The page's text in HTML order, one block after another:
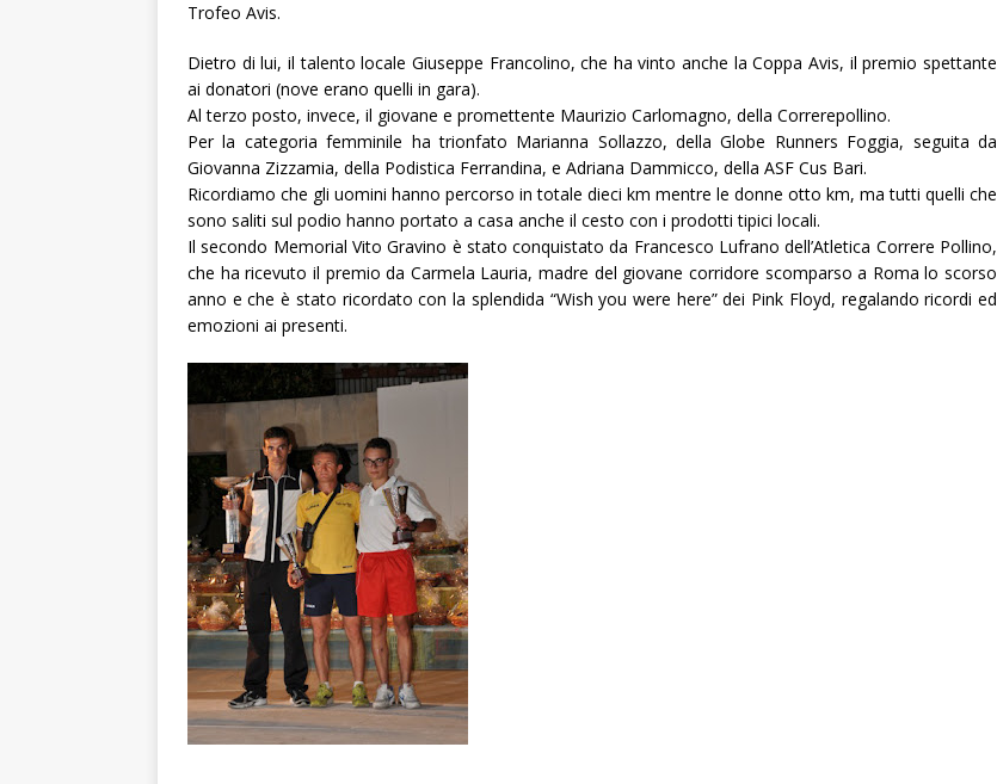
Trofeo Avis.
Dietro di lui, il talento locale Giuseppe Francolino, che ha vinto anche la Coppa Avis, il premio spettante
ai donatori (nove erano quelli in gara).
Al terzo posto, invece, il giovane e promettente Maurizio Carlomagno, della Correrepollino.
Per la categoria femminile ha trionfato Marianna Sollazzo, della Globe Runners Foggia, seguita da
Giovanna Zizzamia, della Podistica Ferrandina, e Adriana Dammicco, della ASF Cus Bari.
Ricordiamo che gli uomini hanno percorso in totale dieci km mentre le donne otto km, ma tutti quelli che
sono saliti sul podio hanno portato a casa anche il cesto con i prodotti tipici locali.
Il secondo Memorial Vito Gravino è stato conquistato da Francesco Lufrano dell’Atletica Correre Pollino,
che ha ricevuto il premio da Carmela Lauria, madre del giovane corridore scomparso a Roma lo scorso
anno e che è stato ricordato con la splendida “Wish you were here” dei Pink Floyd, regalando ricordi ed
emozioni ai presenti.